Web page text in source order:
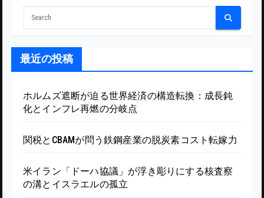
最近の投稿
ホルムズ遮断が迫る世界経済の構造転換：成長鈍
化とインフレ再燃の分岐点
関税とCBAMが問う鉄鋼産業の脱炭素コスト転嫁力
米イラン「ドーハ協議」が浮き彫りにする核査察
の溝とイスラエルの孤立